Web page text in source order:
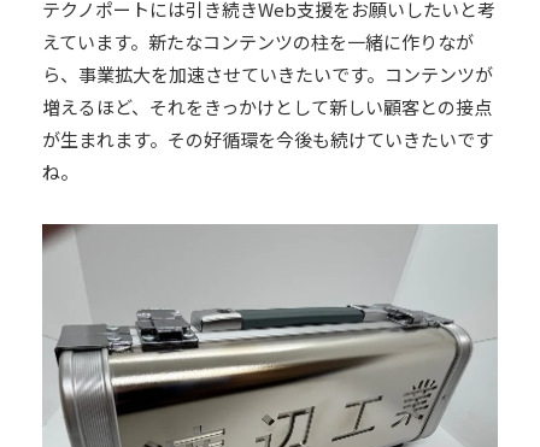
テクノポートには引き続きWeb支援をお願いしたいと考
えています。新たなコンテンツの柱を一緒に作りなが
ら、事業拡大を加速させていきたいです。コンテンツが
増えるほど、それをきっかけとして新しい顧客との接点
が生まれます。その好循環を今後も続けていきたいです
ね。